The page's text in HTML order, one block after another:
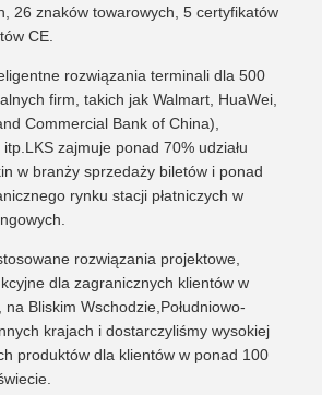
26 znaków towarowych, 5 certyfikatów
CE.
rozwiązania terminali dla 500
firm, takich jak Walmart, HuaWei,
Commercial Bank of China),
zajmuje ponad 70% udziału
w branży sprzedaży biletów i ponad
rynku stacji płatniczych w
rozwiązania projektowe,
dla zagranicznych klientów w
Bliskim Wschodzie,Południowo-
krajach i dostarczyliśmy wysokiej
produktów dla klientów w ponad 100